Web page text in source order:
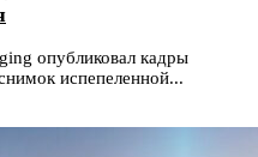
опубликовал кадры
испепеленной...